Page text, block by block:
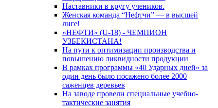
Наставники в кругу учеников.
Женская команда “Нефтчи” — в высшей
лиге!
«НЕФТИ» (U-18) - ЧЕМПИОН
УЗБЕКИСТАНА!
На пути к оптимизации производства и
повышению ликвидности продукции
В рамках программы «40 Ударных дней» за
один день было посажено более 2000
саженцев деревьев
На заводе провели специальные учебно-
тактические занятия